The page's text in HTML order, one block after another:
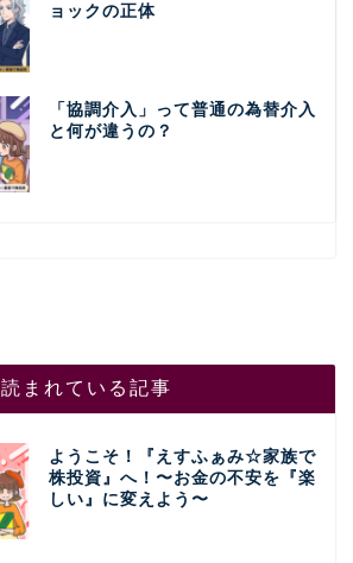
ョックの正体
「協調介入」って普通の為替介入
と何が違うの？
読まれている記事
ようこそ！『えすふぁみ☆家族で
株投資』へ！〜お金の不安を『楽
しい』に変えよう〜